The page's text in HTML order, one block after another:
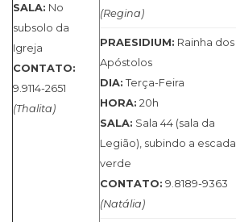
SALA: No
subsolo da
Igreja
CONTATO:
9.9114-2651
(Thalita)
(Regina)
PRAESIDIUM: Rainha dos
Apóstolos
DIA: Terça-Feira
HORA: 20h
SALA: Sala 44 (sala da
Legião), subindo a escada
verde
CONTATO: 9.8189-9363
(Natália)